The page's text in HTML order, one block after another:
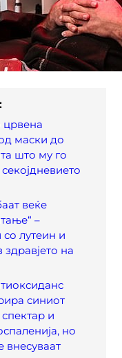
црвена
маски до
што му го
веќе
–
лутеин и
здравјето на
синиот
и
но
внесуваат